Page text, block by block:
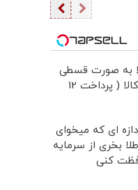
به صورت قسطی
از دیجی‌کالا ( پرداخت 12
ای که میخوای
بخری از سرمایه
کنی